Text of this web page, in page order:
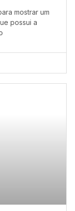
mostrar um
possui a